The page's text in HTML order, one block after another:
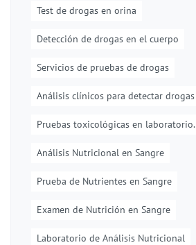
Test de drogas en orina
Detección de drogas en el cuerpo
Servicios de pruebas de drogas
Análisis clínicos para detectar drogas
Pruebas toxicológicas en laboratorio.
Análisis Nutricional en Sangre
Prueba de Nutrientes en Sangre
Examen de Nutrición en Sangre
Laboratorio de Análisis Nutricional